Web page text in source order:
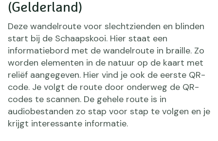
(Gelderland)
Deze wandelroute voor slechtzienden en blinden
start bij de Schaapskooi. Hier staat een
informatiebord met de wandelroute in braille. Zo
worden elementen in de natuur op de kaart met
reliëf aangegeven. Hier vind je ook de eerste QR-
code. Je volgt de route door onderweg de QR-
codes te scannen. De gehele route is in
audiobestanden zo stap voor stap te volgen en je
krijgt interessante informatie.